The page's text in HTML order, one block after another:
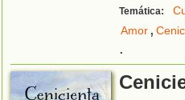
Temática:
Amor,
.